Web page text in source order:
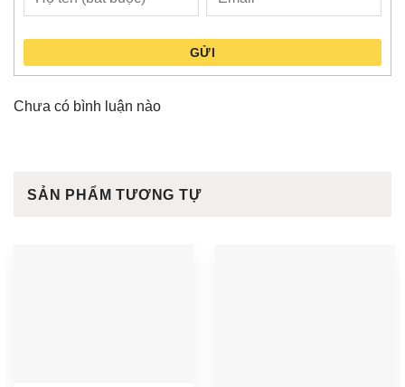
GỬI
Chưa có bình luận nào
SẢN PHẨM TƯƠNG TỰ